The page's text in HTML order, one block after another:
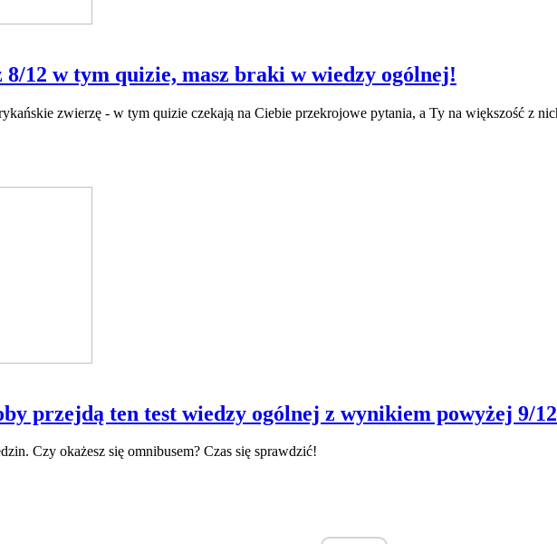
8/12 w tym quizie, masz braki w wiedzy ogólnej!
zwierzę - w tym quizie czekają na Ciebie przekrojowe pytania, a Ty na większość z
przejdą ten test wiedzy ogólnej z wynikiem powyżej 9/
Czy okażesz się omnibusem? Czas się sprawdzić!